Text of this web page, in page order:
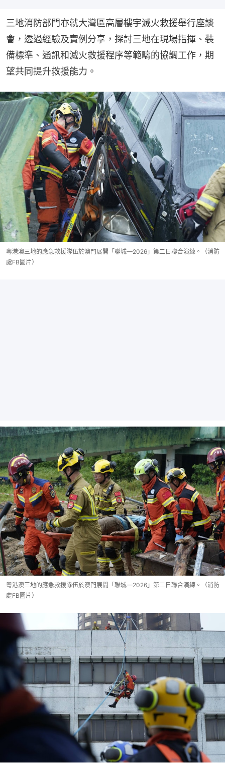
三地消防部門亦就大灣區高層樓宇滅火救援舉行座談
會，透過經驗及實例分享，探討三地在現場指揮、裝
備標準、通訊和滅火救援程序等範疇的協調工作，期
望共同提升救援能力。
粵港澳三地的應急救援隊伍於澳門展開「聯城—2026」第二日聯合演練。（消防
處FB圖片）
粵港澳三地的應急救援隊伍於澳門展開「聯城—2026」第二日聯合演練。（消防
處FB圖片）